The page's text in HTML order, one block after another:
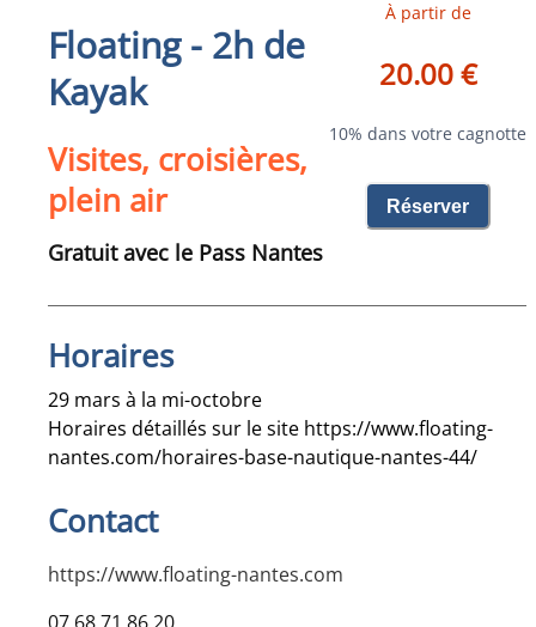
Floating - 2h de
Kayak
Visites, croisières,
plein air
Gratuit avec le Pass Nantes
À partir de
20.00 €
10% dans votre cagnotte
Réserver
Horaires
29 mars à la mi-octobre
Horaires détaillés sur le site https://www.floating-
nantes.com/horaires-base-nautique-nantes-44/
Contact
https://www.floating-nantes.com